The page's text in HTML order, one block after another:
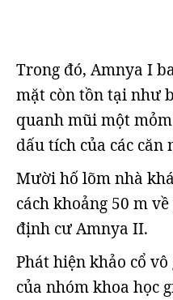
Trong đó, Amnya I
mặt còn tồn tại như
quanh mũi một
dấu tích của các căn
Mười hố lõm nhà
cách khoảng 50 m
định cư Amnya II.
Phát hiện khảo cổ
của nhóm khoa học